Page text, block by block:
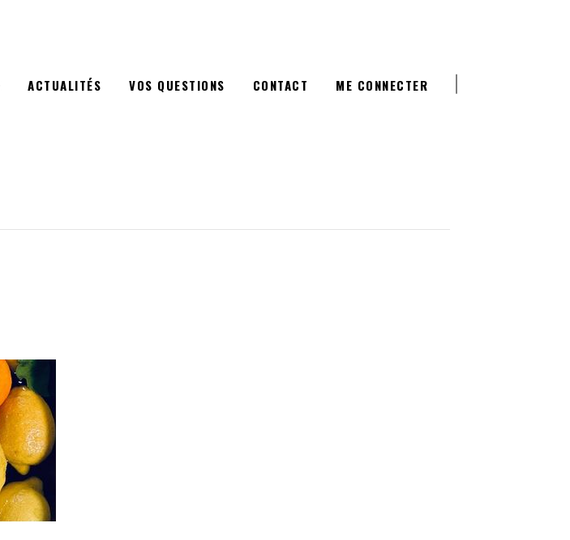
ACTUALITÉS VOS QUESTIONS CONTACT ME CONNECTER